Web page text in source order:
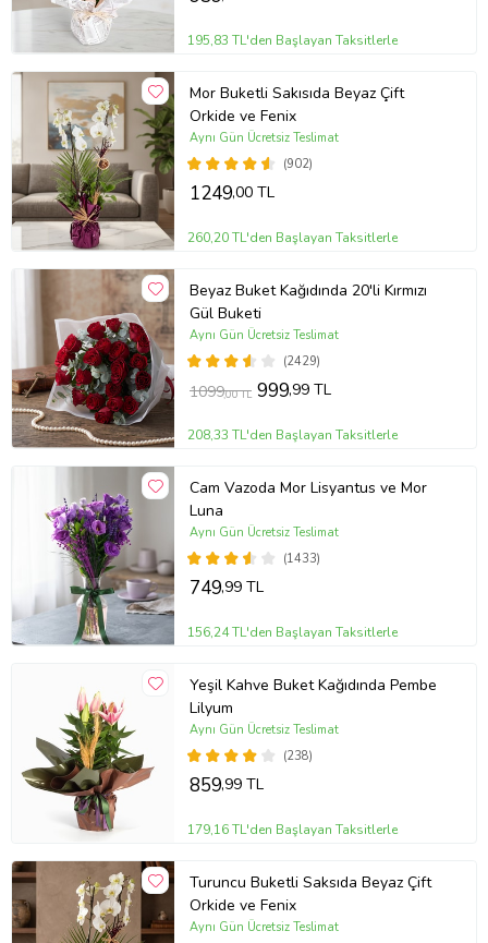
195,83 TL'den Başlayan Taksitlerle
Mor Buketli Sakısıda Beyaz Çift
Orkide ve Fenix
(902)
Aynı Gün Ücretsiz Teslimat
1249,00 TL
260,20 TL'den Başlayan Taksitlerle
Beyaz Buket Kağıdında 20'li Kırmızı
Gül Buketi
(2429)
Aynı Gün Ücretsiz Teslimat
1099,00 TL 999,99 TL
208,33 TL'den Başlayan Taksitlerle
Cam Vazoda Mor Lisyantus ve Mor
Luna
(1433)
Aynı Gün Ücretsiz Teslimat
749,99 TL
156,24 TL'den Başlayan Taksitlerle
Yeşil Kahve Buket Kağıdında Pembe
Lilyum
(238)
Aynı Gün Ücretsiz Teslimat
859,99 TL
179,16 TL'den Başlayan Taksitlerle
Turuncu Buketli Saksıda Beyaz Çift
Orkide ve Fenix
Aynı Gün Ücretsiz Teslimat